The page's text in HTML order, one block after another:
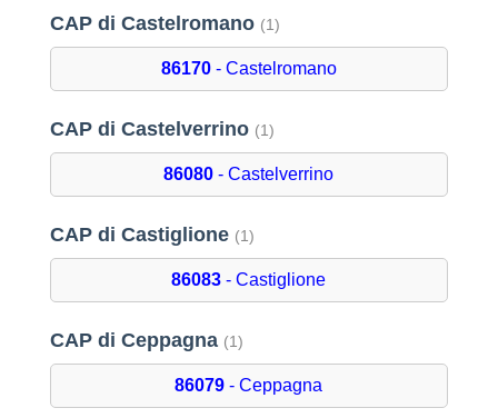
CAP di Castelromano (1)
86170- Castelromano
CAP di Castelverrino (1)
86080 - Castelverrino
CAP di Castiglione (1)
86083 - Castiglione
CAP di Ceppagna (1)
86079 - Ceppagna